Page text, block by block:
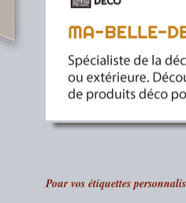
Pour vos étiquettes